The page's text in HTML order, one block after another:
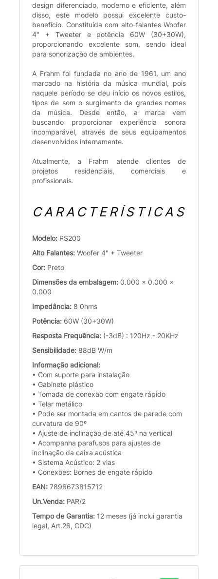
design diferenciado, moderno e eficiente, além
disso, este modelo possui excelente custo-
benefício. Constituída com alto-falantes Woofer
4" + Tweeter e potência 60W (30+30W),
proporcionando excelente som, sendo ideal
para sonorização de ambientes.
A Frahm foi fundada no ano de 1961, um ano
marcado na história da música mundial, pois
naquele período se deu início os novos estilos,
tipos de som o surgimento de grandes nomes
da música. Desde então, a marca vem
buscando proporcionar experiência sonora
incomparável, através de seus equipamentos
desenvolvidos internamente.
Atualmente, a Frahm atende clientes de
projetos residenciais, comerciais e
profissionais.
CARACTERÍSTICAS
Modelo: PS200
Alto Falantes: Woofer 4" + Tweeter
Cor: Preto
Dimensões da embalagem: 0.000 x 0.000 x
0.000
Impedância: 8 0hms
Potência: 60W (30+30W)
Resposta Frequência: (-3dB) : 120Hz - 20KHz
Sensibilidade: 88dB W/m
Informação adicional:
• Com suporte para instalação
• Gabinete plástico
• Tomada de conexão com engate rápido
• Telar metálico
• Pode ser montada em cantos de parede com
curvatura de 90º
• Ajuste de inclinação de até 45º na vertical
• Acompanha parafusos para ajustes de
inclinação da caixa acústica
• Sistema Acústico: 2 vias
• Conexões: Bornes de engate rápido
EAN: 7896673815712
Un.Venda: PAR/2
Tempo de Garantia: 12 meses (já inclui garantia
legal, Art.26, CDC)